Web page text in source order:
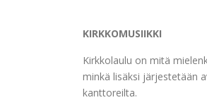
KIRKKOMUSIIKKI
Kirkkolaulu on mitä
minkä lisäksi järjestetään
kanttoreilta.